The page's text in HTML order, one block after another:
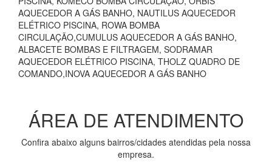
AQUECEDOR A GÁS BANHO, NAUTILUS AQUECEDOR
ELÉTRICO PISCINA, ROWA BOMBA
CIRCULAÇÃO,CUMULUS AQUECEDOR A GÁS BANHO,
ALBACETE BOMBAS E FILTRAGEM, SODRAMAR
AQUECEDOR ELÉTRICO PISCINA, THOLZ QUADRO DE
COMANDO,INOVA AQUECEDOR A GÁS BANHO
ÁREA DE ATENDIMENTO
Confira abaixo alguns bairros/cidades atendidas pela nossa
empresa.